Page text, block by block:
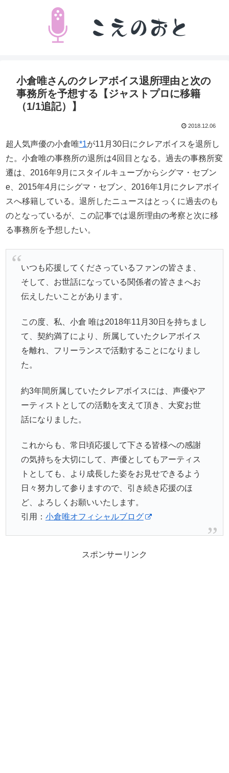
小倉唯さんのクレアボイス退所理由と次の
事務所を予想する【ジャストプロに移籍
（1/1追記）】
2018.12.06
超人気声優の小倉唯*1が11月30日にクレアボイスを退所し
た。小倉唯の事務所の退所は4回目となる。過去の事務所変
遷は、2016年9月にスタイルキューブからシグマ・セブン
e、2015年4月にシグマ・セブン、2016年1月にクレアボイ
スへ移籍している。退所したニュースはとっくに過去のも
のとなっているが、この記事では退所理由の考察と次に移
る事務所を予想したい。
いつも応援してくださっているファンの皆さま、
そして、お世話になっている関係者の皆さまへお
伝えしたいことがあります。
この度、私、小倉 唯は2018年11月30日を持ちまし
て、契約満了により、所属していたクレアボイス
を離れ、フリーランスで活動することになりまし
た。
約3年間所属していたクレアボイスには、声優やア
ーティストとしての活動を支えて頂き、大変お世
話になりました。
これからも、常日頃応援して下さる皆様への感謝
の気持ちを大切にして、声優としてもアーティス
トとしても、より成長した姿をお見せできるよう
日々努力して参りますので、引き続き応援のほ
ど、よろしくお願いいたします。
引用： 小倉唯オフィシャルブログ
スポンサーリンク